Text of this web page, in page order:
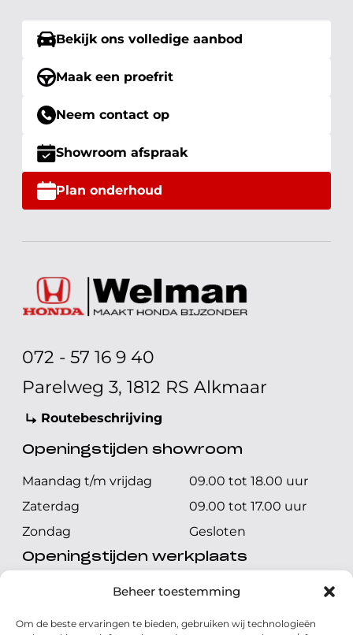
Beheer toestemming
Om de beste ervaringen te bieden, gebruiken wij technologieën
Bekijk ons volledige aanbod
Maak een proefrit
Neem contact op
Showroom afspraak
Plan onderhoud
072 - 57 16 9 40
Parelweg 3, 1812 RS Alkmaar
Routebeschrijving
Openingstijden showroom
Maandag t/m vrijdag
09.00 tot 18.00 uur
Zaterdag
09.00 tot 17.00 uur
Zondag
Gesloten
Openingstijden werkplaats
Maandag t/m vrijdag
08.00 tot 17.00 uur